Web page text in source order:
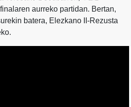
aurreko partidan. Bertan,
batera, Elezkano II-Rezusta